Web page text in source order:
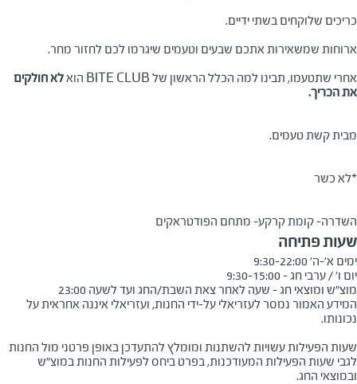
כריכים שלוקחים בשתי ידיים.
ארוחות שמשאירות אתכם שבעים וטעמים שיגרמו לכם לחזור מחר.
אחרי שתטעמו, תבינו למה הכלל הראשון של BITE CLUB הוא
לא חולקים
את הכריך.
מבית קשת טעמים.
*לא כשר
השדרה- קומת קרקע- מתחם הפודטראקים
שעות פתיחה
מוצ"ש ומוצאי חג - שעה לאחר צאת השבת/החג ועד לשעה 23:00
המידע האמור נמסר לעזריאלי על-ידי החנות, ועזריאלי איננה אחראית על
שעות הפעילות עשויות להשתנות ומומלץ להתעדכן באופן פרטני מול החנות
לגבי שעות הפעילות המעודכנות, בפרט ביחס לפעילות החנות במוצ"ש
ובמוצאי החג.